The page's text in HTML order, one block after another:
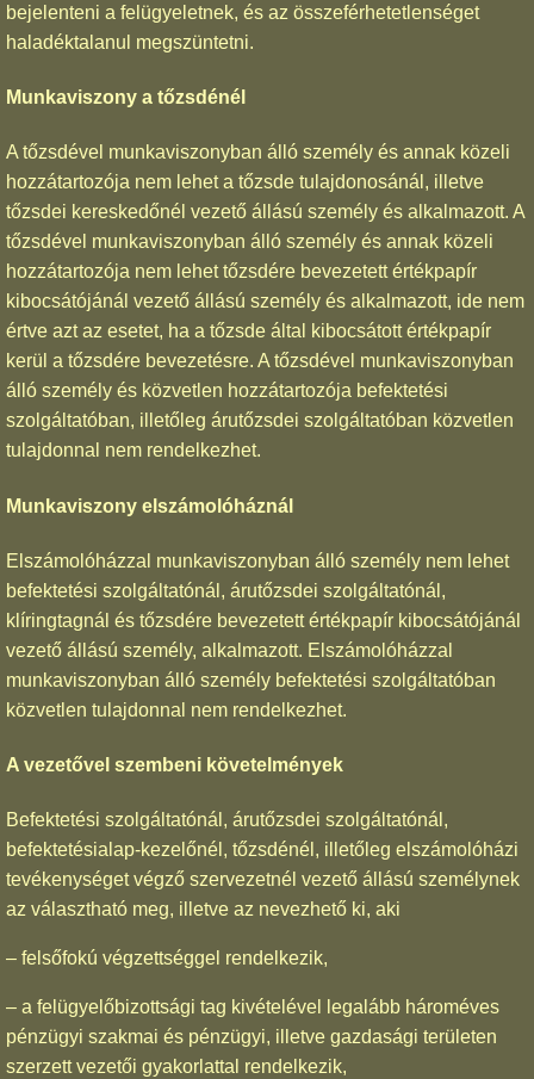
bejelenteni a felügyeletnek, és az összeférhetetlenséget
haladéktalanul megszüntetni.
Munkaviszony a tőzsdénél
A tőzsdével munkaviszonyban álló személy és annak közeli
hozzátartozója nem lehet a tőzsde tulajdonosánál, illetve
tőzsdei kereskedőnél vezető állású személy és alkalmazott. A
tőzsdével munkaviszonyban álló személy és annak közeli
hozzátartozója nem lehet tőzsdére bevezetett értékpapír
kibocsátójánál vezető állású személy és alkalmazott, ide nem
értve azt az esetet, ha a tőzsde által kibocsátott értékpapír
kerül a tőzsdére bevezetésre. A tőzsdével munkaviszonyban
álló személy és közvetlen hozzátartozója befektetési
szolgáltatóban, illetőleg árutőzsdei szolgáltatóban közvetlen
tulajdonnal nem rendelkezhet.
Munkaviszony elszámolóháznál
Elszámolóházzal munkaviszonyban álló személy nem lehet
befektetési szolgáltatónál, árutőzsdei szolgáltatónál,
klíringtagnál és tőzsdére bevezetett értékpapír kibocsátójánál
vezető állású személy, alkalmazott. Elszámolóházzal
munkaviszonyban álló személy befektetési szolgáltatóban
közvetlen tulajdonnal nem rendelkezhet.
A vezetővel szembeni követelmények
Befektetési szolgáltatónál, árutőzsdei szolgáltatónál,
befektetésialap-kezelőnél, tőzsdénél, illetőleg elszámolóházi
tevékenységet végző szervezetnél vezető állású személynek
az választható meg, illetve az nevezhető ki, aki
– felsőfokú végzettséggel rendelkezik,
– a felügyelőbizottsági tag kivételével legalább hároméves
pénzügyi szakmai és pénzügyi, illetve gazdasági területen
szerzett vezetői gyakorlattal rendelkezik,